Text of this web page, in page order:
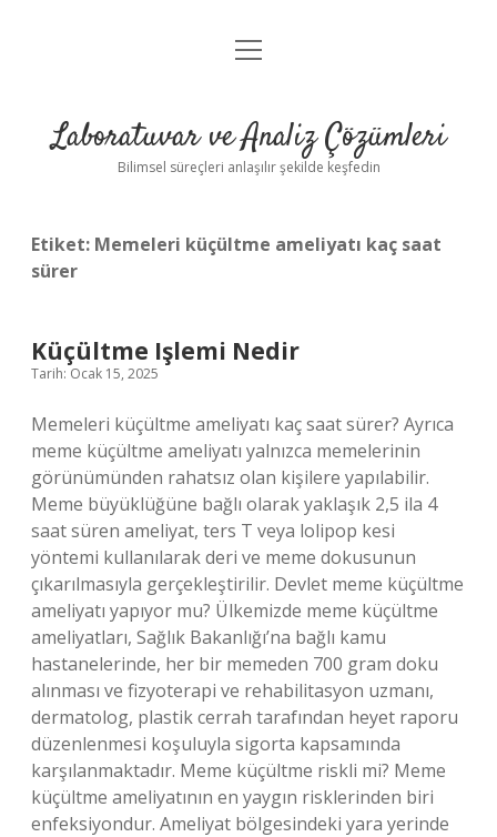
Anasayfa
Yasal Uyarı
menüyü
Laboratuvar ve Analiz Çözümleri
Bilimsel süreçleri anlaşılır şekilde keşfedin
Etiket: Memeleri küçültme ameliyatı kaç saat
sürer
Küçültme Işlemi Nedir
Tarih: Ocak 15, 2025
Memeleri küçültme ameliyatı kaç saat sürer? Ayrıca
meme küçültme ameliyatı yalnızca memelerinin
görünümünden rahatsız olan kişilere yapılabilir.
Meme büyüklüğüne bağlı olarak yaklaşık 2,5 ila 4
saat süren ameliyat, ters T veya lolipop kesi
yöntemi kullanılarak deri ve meme dokusunun
çıkarılmasıyla gerçekleştirilir. Devlet meme küçültme
ameliyatı yapıyor mu? Ülkemizde meme küçültme
ameliyatları, Sağlık Bakanlığı’na bağlı kamu
hastanelerinde, her bir memeden 700 gram doku
alınması ve fizyoterapi ve rehabilitasyon uzmanı,
dermatolog, plastik cerrah tarafından heyet raporu
düzenlenmesi koşuluyla sigorta kapsamında
karşılanmaktadır. Meme küçültme riskli mi? Meme
küçültme ameliyatının en yaygın risklerinden biri
enfeksiyondur. Ameliyat bölgesindeki yara yerinde